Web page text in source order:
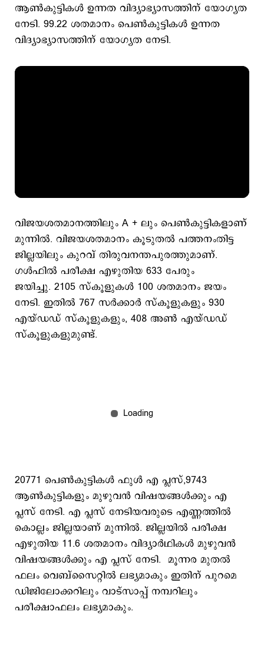
ആണ്‍കുട്ടികള്‍ ഉന്നത വിദ്യാഭ്യാസത്തിന് യോഗ്യത
നേടി. 99.22 ശതമാനം പെണ്‍കുട്ടികള്‍ ഉന്നത
വിദ്യാഭ്യാസത്തിന് യോഗ്യത നേടി.
വിജയശതമാനത്തിലും A + ലും പെൺകുട്ടികളാണ്
മുന്നില്‍. വിജയശതമാനം കൂടുതൽ പത്തനംതിട്ട
ജില്ലയിലും കുറവ് തിരുവനന്തപുരത്തുമാണ്.
ഗൾഫിൽ പരീക്ഷ എഴുതിയ 633 പേരും
ജയിച്ചു. 2105 സ്‌കൂളുകൾ 100 ശതമാനം ജയം
നേടി. ഇതില്‍ 767 സർക്കാർ സ്കൂളുകളും 930
എയ്ഡഡ് സ്കൂളുകളും, 408 അണ്‍ എയ്ഡഡ്
സ്കൂളുകളുമുണ്ട്.
20771 പെണ്‍കുട്ടികള്‍ ഫുള്‍ എ പ്ലസ്,9743
ആണ്‍കുട്ടികളും മുഴുവന്‍ വിഷയങ്ങള്‍ക്കും എ
പ്ലസ് നേടി. എ പ്ലസ് നേടിയവരുടെ എണ്ണത്തില്‍
കൊല്ലം ജില്ലയാണ് മുന്നില്‍. ജില്ലയില്‍ പരീക്ഷ
എഴുതിയ 11.6 ശതമാനം വിദ്യാര്‍ഥികള്‍ മുഴുവന്‍
വിഷയങ്ങള്‍ക്കും എ പ്ലസ് നേടി. മൂന്നര മുതല്‍
ഫലം വെബ്സൈറ്റില്‍ ലഭ്യമാകും ഇതിന് പുറമെ
ഡിജിലോക്കറിലും വാട്സാപ്പ് നമ്പറിലും
പരീക്ഷാഫലം ലഭ്യമാകും.